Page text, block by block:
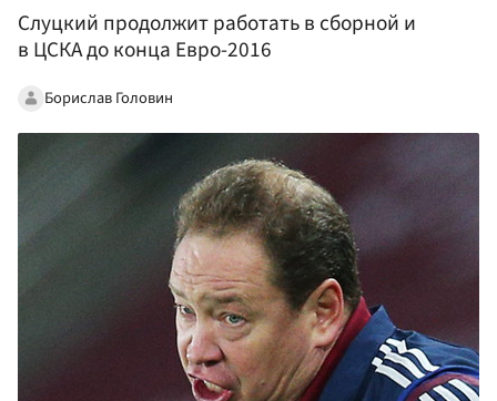
Слуцкий продолжит работать в сборной и
в ЦСКА до конца Евро-2016
Борислав Головин